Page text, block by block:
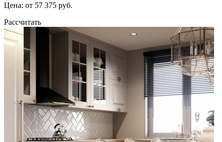
Цена: от 57 375 руб.
Рассчитать